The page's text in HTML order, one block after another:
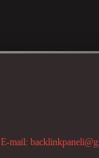
E-mail: